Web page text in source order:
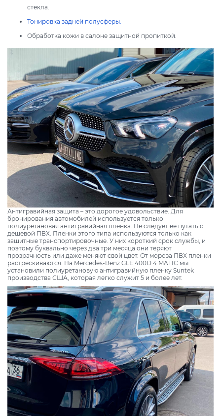
стекла.
Тонировка задней полусферы.
Обработка кожи в салоне защитной пропиткой.
Антигравийная защита – это дорогое удовольствие. Для
бронирования автомобилей используется только
полиуретановая антигравийная пленка. Не следует ее путать с
дешевой ПВХ. Пленки этого типа используются только как
защитные транспортировочные. У них короткий срок службы, и
поэтому буквально через два три месяца они теряют
прозрачность или даже меняют свой цвет. От мороза ПВХ пленки
растрескиваются. На Mercedes-Benz GLE 400D 4 MATIC мы
установили полиуретановую антигравийную пленку Suntek
производства США, которая легко служит 5 и более лет.